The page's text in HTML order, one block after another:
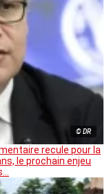
© DR
recule pour la
le prochain enjeu